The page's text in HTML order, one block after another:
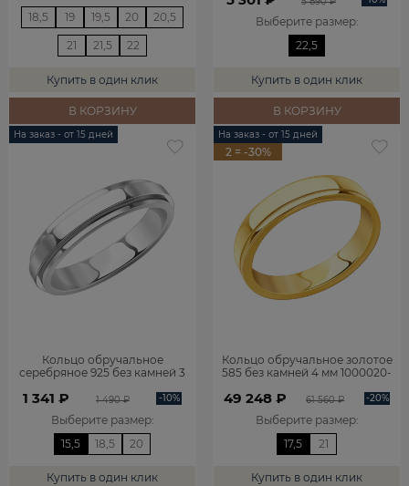
18,5 19 19,5 20 20,5
21 21,5 22
Купить в один клик
В КОРЗИНУ
Выберите размер:
22,5
Купить в один клик
В КОРЗИНУ
На заказ - от 15 дней
Кольцо обручальное
серебряное 925 без камней 3
1 341 ₽ 1 490 ₽ -10%
Выберите размер:
15,5
18,5 20
Купить в один клик
На заказ - от 15 дней
2 = -30%
Кольцо обручальное золотое
585 без камней 4 мм 1000020-
49 248 ₽ 61 560 ₽ -20%
Выберите размер:
17,5
21
Купить в один клик